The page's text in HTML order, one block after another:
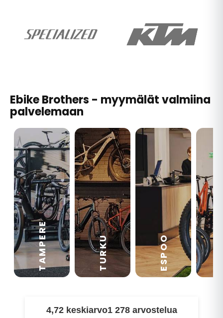
Ebike Brothers - myymälät valmiina
palvelemaan
TAMPERE TURKU ESPOO
4,72 keskiarvo1 278 arvostelua